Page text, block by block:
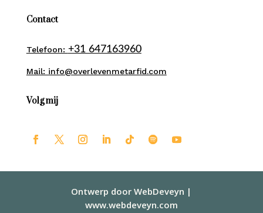
Contact
Telefoon: +31 647163960
Mail: info@overlevenmetarfid.com
Volg mij
Ontwerp door WebDeveyn |
www.webdeveyn.com